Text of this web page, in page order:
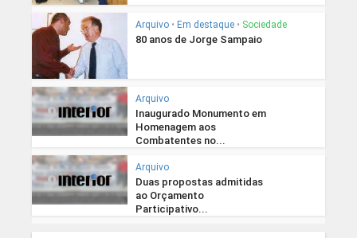
Arquivo • Em destaque • Sociedade
80 anos de Jorge Sampaio
Arquivo
Inaugurado Monumento em
Homenagem aos
Combatentes no...
Arquivo
Duas propostas admitidas
ao Orçamento
Participativo...